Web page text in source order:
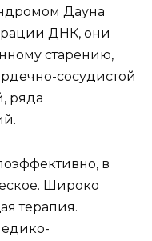
Дауна
ДНК, они
старению,
сосудистой
ряда
в
Широко
терапия.